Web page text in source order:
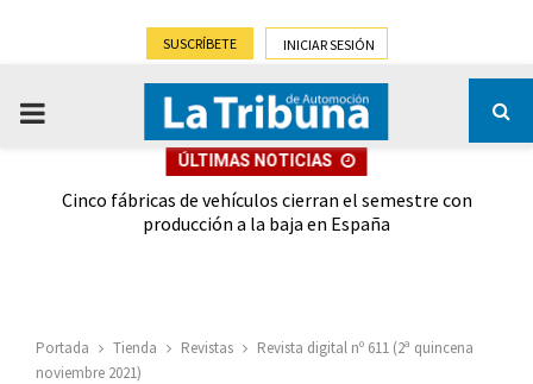
SUSCRÍBETE INICIAR SESIÓN
PRIMARY
ÚLTIMAS NOTICIAS
Cinco fábricas de vehículos cierran el semestre con
producción a la baja en España
Portada Tienda Revistas
Revista digital nº 611 (2ª quincena
noviembre 2021)